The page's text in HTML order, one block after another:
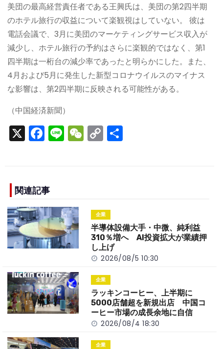
美団の最高経営責任者である王興氏は、美団の第2四半期
のホテル旅行の収益について楽観視はしていない。 彼は
電話会議で、3月に美団のマーケティングサービス収入が
減少し、ホテル旅行の予約はさらに楽観的ではなく、第1
四半期は一桁台の減少率であったと明らかにした。また、
4月および5月に発生した新型コロナウイルスのマイナス
な影響は、第2四半期に反映される可能性がある。
（中国経済新聞）
X F
a
e
b
o
o
k
Li
n
W
e
C
o
n
k
関連記事
企業
半導体設備大手・中微、純利益
310％増へ AI投資拡大が業績押
し上げ
2026/08/5 10:30
企業
ラッキンコーヒー、上半期に
5000店舗超を新規出店 中国コ
ーヒー市場の成長余地に自信
2026/08/4 18:30
企業